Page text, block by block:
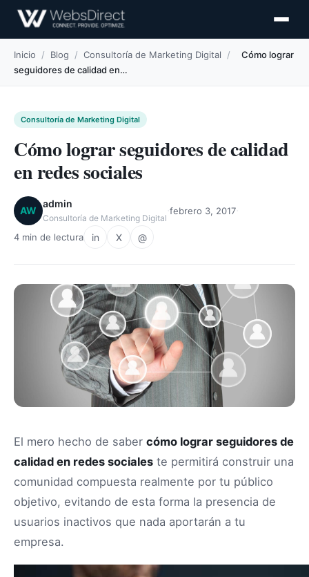
Inicio / Blog / Consultoría de Marketing Digital /
Cómo lograr
seguidores de calidad en…
Consultoría de Marketing Digital
Cómo lograr seguidores de calidad
en redes sociales
AW
admin
Consultoría de Marketing Digital
febrero 3, 2017
4 min de lectura in X @
El mero hecho de saber cómo lograr seguidores de
calidad en redes sociales te permitirá construir una
comunidad compuesta realmente por tu público
objetivo, evitando de esta forma la presencia de
usuarios inactivos que nada aportarán a tu
empresa.